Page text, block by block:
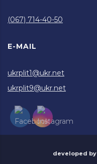
(067) 714-40-50
E-MAIL
ukrplit1@ukr.net
ukrplit9@ukr.net
developed by